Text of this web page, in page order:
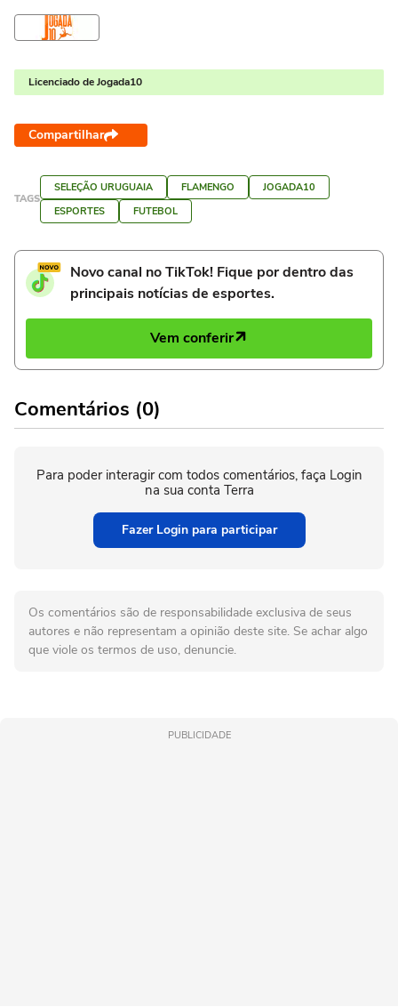
Licenciado de Jogada10
Compartilhar
TAGS
SELEÇÃO URUGUAIA FLAMENGO
JOGADA10
ESPORTES
FUTEBOL
Novo canal no TikTok! Fique por dentro das
principais notícias de esportes.
Vem conferir
Comentários (0)
Para poder interagir com todos comentários, faça Login
na sua conta Terra
Fazer Login para participar
Os comentários são de responsabilidade exclusiva de seus
autores e não representam a opinião deste site. Se achar algo
que viole os termos de uso, denuncie.
PUBLICIDADE